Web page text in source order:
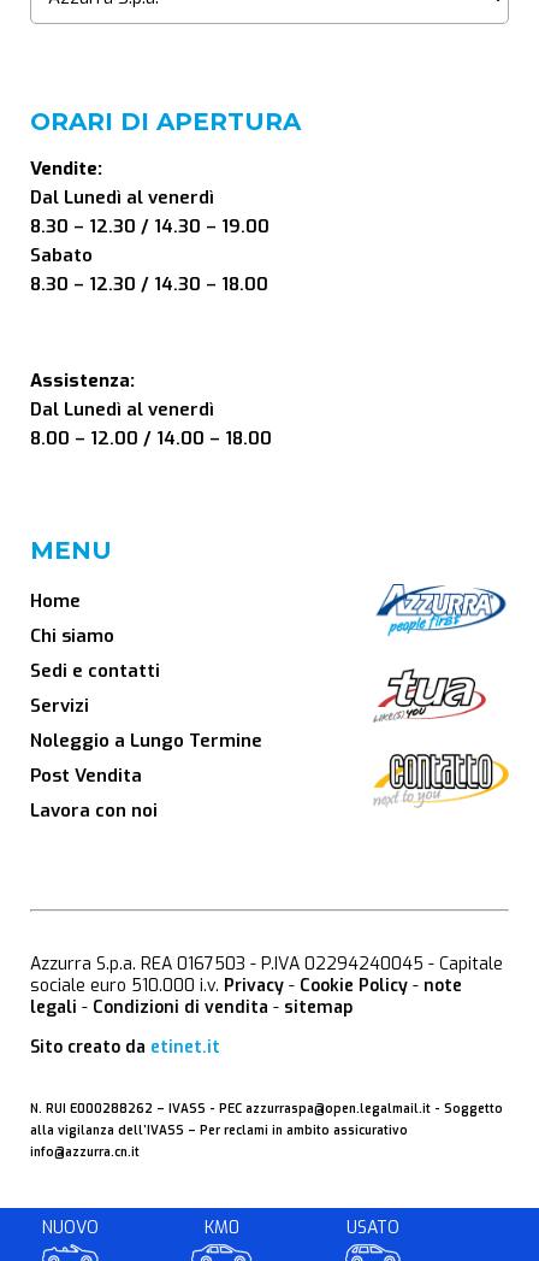
NUOVO KM0 USATO
ORARI DI APERTURA
Vendite:
Dal Lunedì al venerdì
8.30 – 12.30 / 14.30 – 19.00
Sabato
8.30 – 12.30 / 14.30 – 18.00
Assistenza:
Dal Lunedì al venerdì
8.00 – 12.00 / 14.00 – 18.00
MENU
Home
Chi siamo
Sedi e contatti
Servizi
Noleggio a Lungo Termine
Post Vendita
Lavora con noi
Azzurra S.p.a. REA 0167503 - P.IVA 02294240045 - Capitale
sociale euro 510.000 i.v. Privacy - Cookie Policy - note
legali - Condizioni di vendita - sitemap
Sito creato da etinet.it
N. RUI E000288262 – IVASS - PEC azzurraspa@open.legalmail.it - Soggetto
alla vigilanza dell’IVASS – Per reclami in ambito assicurativo
info@azzurra.cn.it